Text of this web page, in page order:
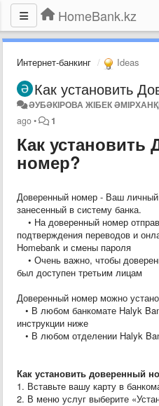
HomeBank.kz
Интернет-банкинг Ideas
Как установить
ӘУБӘКІРОВА ЖІБЕК
ago• 1
Как установить
номер?
Доверенный номер - Ваш
занесенный в систему банка.
• На доверенный номер
подтверждения переводов и
Homebank и смены пароля
• Очень важно, чтобы
был доступен третьим лицам
Доверенный номер можно
• В любом банкомате Halyk
инструкции ниже
• В любом отделении Halyk
Как установить доверенный
1. Вставьте вашу карту в
2. В меню услуг выберите